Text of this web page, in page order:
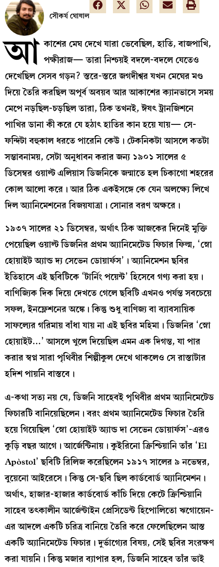
সৌকর্য ঘোষাল
আ কাশের মেঘ দেখে যারা ভেবেছিল, হাতি, বাজপাখি,
পক্ষীরাজ— তারা নিশ্চয়ই বদলে-বদলে যেতেও
দেখেছিল সেসব গড়ন? স্তরে-স্তরে জগদীশ্বর যখন মেঘের মণ্ড
দিয়ে তৈরি করছিল অপূর্ব অবয়ব আর আকাশের ক্যানভাসে সময়
মেপে নড়ছিল-চড়ছিল তারা, ঠিক তখনই, ঈষৎ ট্রানজিশনে
পাখির ডানা কী করে যে হঠাৎ হাতির কান হয়ে যায়— সে-
ফন্দিটা বহুকাল ধরতে পারেনি কেউ। টেকনিকটা আসলে কতটা
সম্ভাবনাময়, সেটা অনুধাবন করার জন্য ১৯০১ সালের ৫
ডিসেম্বর ওয়াল্ট এলিয়াস ডিজনিকে জন্মাতে হল চিকাগো শহরের
কোল আলো করে। আর ঠিক একইসঙ্গে কে যেন অলক্ষ্যে লিখে
দিল অ্যানিমেশনের বিজয়যাত্রা। সোনার বরণ অক্ষরে।
১৯৩৭ সালের ২১ ডিসেম্বর, অর্থাৎ ঠিক আজকের দিনেই মুক্তি
পেয়েছিল ওয়াল্ট ডিজনির প্রথম অ্যানিমেটেড ফিচার ফিল্ম, ‘স্নো
হোয়াইট অ্যান্ড দ্য সেভেন ডোয়ার্ফস’। অ্যানিমেশন ছবির
ইতিহাসে এই ছবিটিকে ‘টার্নিং পয়েন্ট’ হিসেবে গণ্য করা হয়।
বাণিজ্যিক দিক দিয়ে দেখতে গেলে ছবিটি এখনও পর্যন্ত সবচেয়ে
সফল, ইনফ্লেশনের অঙ্কে। কিন্তু শুধু বাণিজ্য বা ব্যাবসায়িক
সাফল্যের গরিমায় বাঁধা যায় না এই ছবির মহিমা। ডিজনির ‘স্নো
হোয়াইট…’ আসলে খুলে দিয়েছিল এমন এক দিগন্ত, যা পার
করার স্বপ্ন সারা পৃথিবীর শিল্পীকুল দেখে থাকলেও সে রাস্তাটার
হদিশ পায়নি বাস্তবে।
এ-কথা সত্য নয় যে, ডিজনি সাহেবই পৃথিবীর প্রথম অ্যানিমেটেড
ফিচারটি বানিয়েছিলেন। বরং প্রথম অ্যানিমেটেড ফিচার তৈরি
হয়ে গিয়েছিল ‘স্নো হোয়াইট অ্যান্ড দা সেভেন ডোয়ার্ফস’-এরও
কুড়ি বছর আগে। আর্জেন্টিনায়। কুইরিনো ক্রিশ্চিয়ানি তাঁর ‘El
Apòstol’ ছবিটি রিলিজ করেছিলেন ১৯১৭ সালের ৯ নভেম্বর,
বুয়েনো আইরেসে। কিন্তু সে-ছবি ছিল কার্ডবোর্ড অ্যানিমেশন।
অর্থাৎ, হাজার-হাজার কার্ডবোর্ড কাঁচি দিয়ে কেটে ক্রিশ্চিয়ানি
সাহেব তৎকালীন আর্জেন্টাইন প্রেসিডেন্ট হিপোলিতো ঋগোয়েন-
এর আদলে একটি চরিত্র বানিয়ে তৈরি করে ফেলেছিলেন আস্ত
একটি অ্যানিমেটেড ফিচার। দুর্ভাগ্যের বিষয়, সেই ছবির সংরক্ষণ
করা যায়নি। কিন্তু মজার ব্যাপার হল, ডিজনি সাহেব তাঁর ভাই